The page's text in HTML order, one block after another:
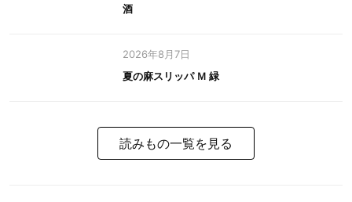
酒
2026年8月7日
夏の麻スリッパ Ｍ 緑
読みもの一覧を見る